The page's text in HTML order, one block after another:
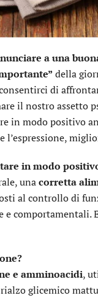
a una
della
di
il nostro assetto
in modo positivo
in modo
unacorretta
al controllo di
comportamentali.
e amminoacidi,
glicemico